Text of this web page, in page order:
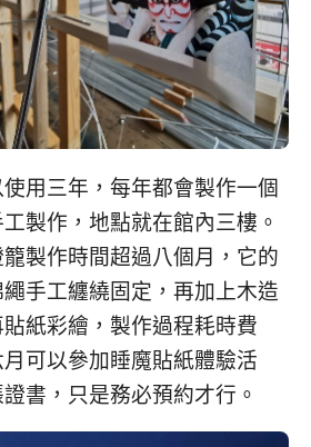
用三年，每年都會製作一個
製作，地點就在館內三樓。
製作時間超過八個月，它的
手工纏繞固定，再加上木造
紙彩繪，製作過程耗時費
可以參加睡魔貼紙體驗活
書，只是務必預約才行。